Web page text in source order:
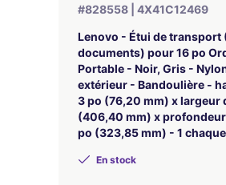
#828558 | 4X41C12469
Lenovo - Étui de transport
documents) pour 16 po
Portable - Noir, Gris -
extérieur - Bandoulière -
3 po (76,20 mm) x largeur
(406,40 mm) x profondeur
po (323,85 mm) - 1 chaque
En stock